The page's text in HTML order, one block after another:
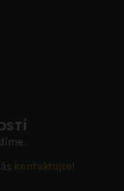
kontaktujte!